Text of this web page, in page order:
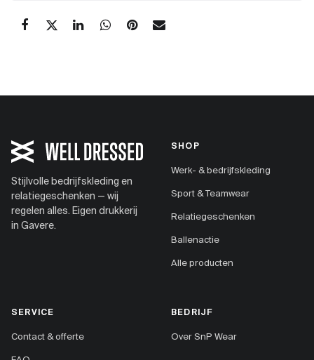
Stijlvolle bedrijfskleding en
relatiegeschenken — wij
regelen alles. Eigen drukkerij
in Gavere.
SHOP
Werk- & bedrijfskleding
Sport & Teamwear
Relatiegeschenken
Ballenactie
Alle producten
SERVICE
Contact & offerte
BEDRIJF
Over SnP Wear